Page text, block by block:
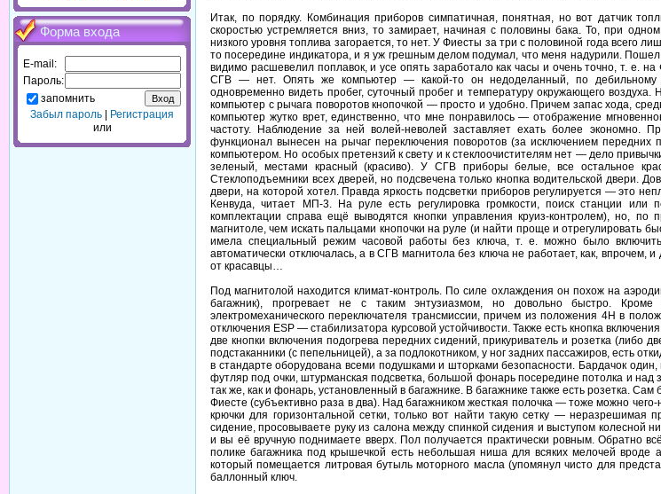
Форма входа
E-mail:
Пароль:
запомнить
Забыл пароль
Регистрация
или
Итак, по порядку. Комбинация приборов симпатичная, понятная, но вот датчик
скоростью устремляется вниз, то замирает, начиная с половины бака. То, при
низкого уровня топлива загорается, то нет. У Фиесты за три с половиной года всего
то посередине индикатора, и я уж грешным делом подумал, что меня надурили. Пошел
видимо расшевелил поплавок, и усе опять заработало как часы и очень точно, т. е.
СГВ — нет. Опять же компьютер — какой-то он недоделанный, по дебильному
одновременно видеть пробег, суточный пробег и температуру окружающего
компьютер с рычага поворотов кнопочкой — просто и удобно. Причем запас хода,
компьютер жутко врет, единственно, что мне понравилось — отображение
частоту. Наблюдение за ней волей-неволей заставляет ехать более экономно.
функционал вынесен на рычаг переключения поворотов (за исключением передних
компьютером. Но особых претензий к свету и к стеклоочистителям нет — дело
зеленый, местами красный (красиво). У СГВ приборы белые, все остальное
Стеклоподъемники всех дверей, но подсвечена только кнопка водительской двери.
двери, на которой хотел. Правда яркость подсветки приборов регулируется — это
Кенвуда, читает МП-3. На руле есть регулировка громкости, поиск станции или
комплектации справа ещё выводятся кнопки управления круиз-контролем), но, по
магнитоле, чем искать пальцами кнопочки на руле (и найти проще и отрегулировать
имела специальный режим часовой работы без ключа, т. е. можно было
автоматически отключалась, а в СГВ магнитола без ключа не работает, как, впрочем,
от красавцы…
Под магнитолой находится климат-контроль. По силе охлаждения он похож на
багажник), прогревает не с таким энтузиазмом, но довольно быстро.
электромеханического переключателя трансмиссии, причем из положения 4H в
отключения ESP — стабилизатора курсовой устойчивости. Также есть кнопка
две кнопки включения подогрева передних сидений, прикуриватель и розетка (либо
подстаканники (с пепельницей), а за подлокотником, у ног задних пассажиров, есть
в стандарте оборудована всеми подушками и шторками безопасности. Бардачок
футляр под очки, штурманская подсветка, большой фонарь посередине потолка и
так же, как и фонарь, установленный в багажнике. В багажнике также есть розетка.
Фиесте (субъективно раза в два). Над багажником жесткая полочка — тоже можно
крючки для горизонтальной сетки, только вот найти такую сетку — неразрешимая
сидение, просовываете руку из салона между спинкой сидения и выступом колесной
и вы её вручную поднимаете вверх. Пол получается практически ровным. Обратно
полике багажника под крышечкой есть небольшая ниша для всяких мелочей вроде
который помещается литровая бутыль моторного масла (упомянул чисто для
баллонный ключ.